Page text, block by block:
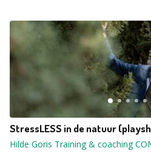
StressLESS in de natuur
Hilde Goris Training & coaching